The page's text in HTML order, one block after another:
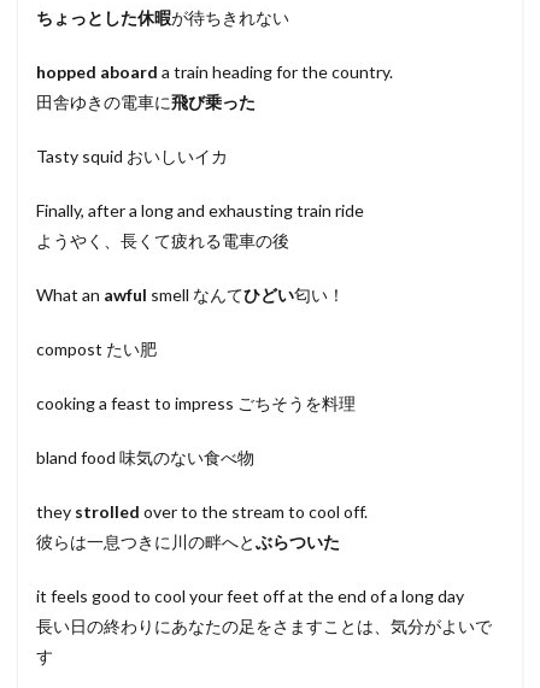
ちょっとした休暇が待ちきれない
hopped aboard a train heading for the country.
田舎ゆきの電車に飛び乗った
Tasty squid おいしいイカ
Finally, after a long and exhausting train ride
ようやく、長くて疲れる電車の後
What an awful smell なんてひどい匂い！
compost たい肥
cooking a feast to impress ごちそうを料理
bland food 味気のない食べ物
they strolled over to the stream to cool off.
彼らは一息つきに川の畔へとぶらついた
it feels good to cool your feet off at the end of a long day
長い日の終わりにあなたの足をさますことは、気分がよいで
す